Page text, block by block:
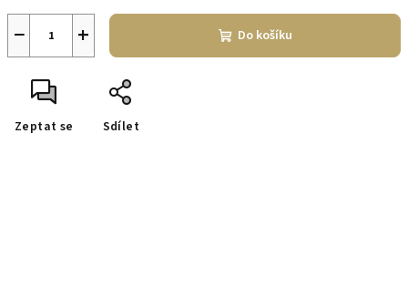
+
− Do košíku
Zeptat se Sdílet